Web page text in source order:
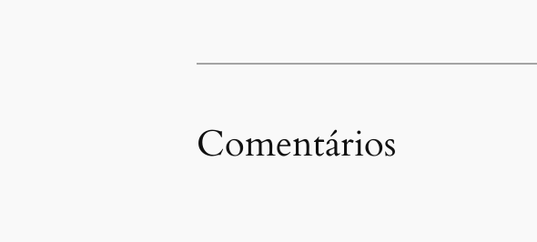
Comentários